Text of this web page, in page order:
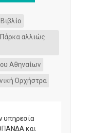
Βιβλίο
αλλιώς
Αθηναίων
Ορχήστρα
υπηρεσία
και